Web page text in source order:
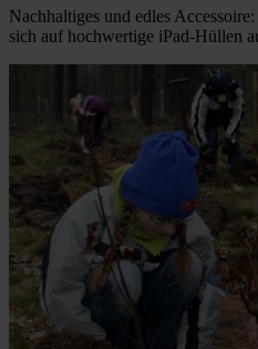
Nachhaltiges und edles
sich auf hochwertige iPad-Hüllen